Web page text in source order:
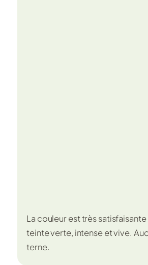
La couleur est très satisfaisante
teinte verte, intense et vive.
terne.